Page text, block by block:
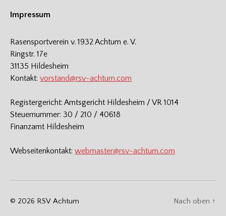
Impressum
Rasensportverein v. 1932 Achtum e. V.
Ringstr. 17e
31135 Hildesheim
Kontakt: vorstand@rsv-achtum.com
Registergericht: Amtsgericht Hildesheim / VR 1014
Steuernummer: 30 / 210 / 40618
Finanzamt Hildesheim
Webseitenkontakt: webmaster@rsv-achtum.com
© 2026 RSV Achtum Nach oben ↑